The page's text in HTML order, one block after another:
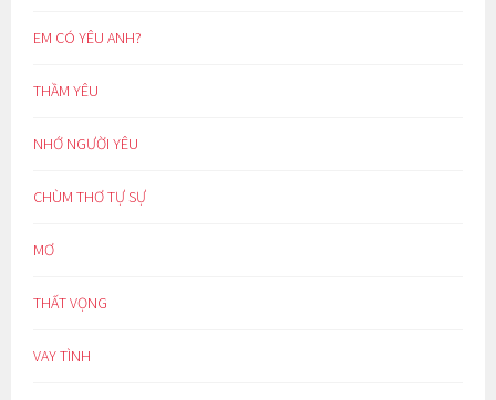
EM CÓ YÊU ANH?
THẦM YÊU
NHỚ NGƯỜI YÊU
CHÙM THƠ TỰ SỰ
MƠ
THẤT VỌNG
VAY TÌNH